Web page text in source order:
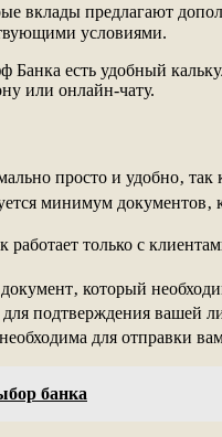
вклады предлагают
условиями.
есть удобный
или онлайн-чату.
просто и удобно‚
минимум документов‚
работает только с
который
подтверждения вашей
для отправки
банка